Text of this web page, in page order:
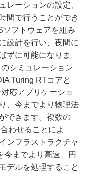
レーションの設定、
間で行うことができ
ソフトウェアを組み
設計を行い、夜間に
ずに可能になりま
シミュレーション
Turing RTコアと
応アプリケーショ
、今までより物理法
できます。複数の
わせることによ
ンフラストラクチャ
今までより高速、円
デルを処理すること